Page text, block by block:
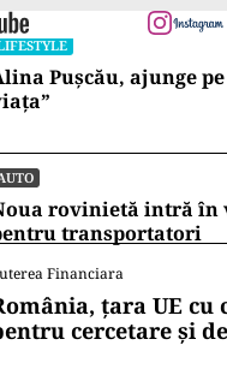
Pușcău, ajunge
rovinietă intră în
transportatori
Financiara
țara UE
cercetare și